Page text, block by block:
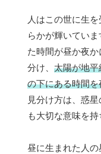
人はこの世に生
らかが輝いてい
た時間が昼か夜
分け、 太陽が地
の下にある時間を
見分け方は、惑
も大切な意味を持
昼に生まれた人